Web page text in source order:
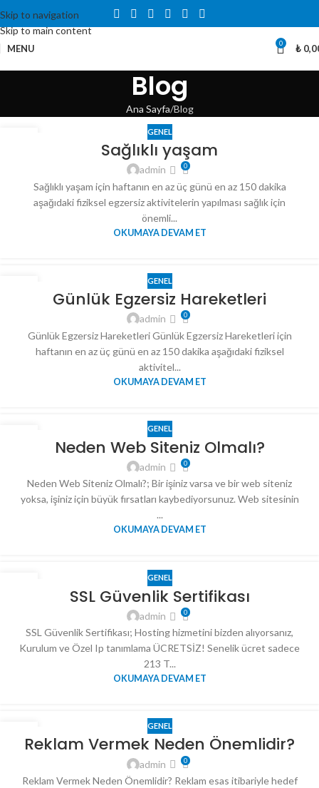
Skip to navigation
Skip to main content
MENU 0 ₺
Blog
Ana Sayfa Blog
GENEL
Sağlıklı yaşam
admin 0
Sağlıklı yaşam için haftanın en az üç günü en az 150 dakika
aşağıdaki fiziksel egzersiz aktivitelerin yapılması sağlık için
önemli...
OKUMAYA DEVAM ET
GENEL
Günlük Egzersiz Hareketleri
admin 0
Günlük Egzersiz Hareketleri Günlük Egzersiz Hareketleri için
haftanın en az üç günü en az 150 dakika aşağıdaki fiziksel
aktivitel...
OKUMAYA DEVAM ET
GENEL
Neden Web Siteniz Olmalı?
admin 0
Neden Web Siteniz Olmalı?; Bir işiniz varsa ve bir web siteniz
yoksa, işiniz için büyük fırsatları kaybediyorsunuz. Web sitesinin
...
OKUMAYA DEVAM ET
GENEL
SSL Güvenlik Sertifikası
admin 0
SSL Güvenlik Sertifikası; Hosting hizmetini bizden alıyorsanız,
Kurulum ve Özel Ip tanımlama ÜCRETSİZ! Senelik ücret sadece
213 T...
OKUMAYA DEVAM ET
05
OCA
GENEL
Reklam Vermek Neden Önemlidir?
admin 0
Reklam Vermek Neden Önemlidir? Reklam esas itibariyle hedef